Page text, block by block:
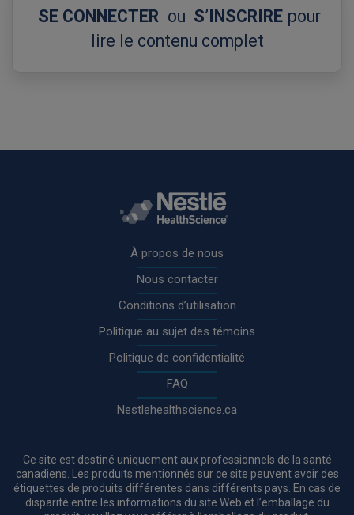
SE CONNECTER ou S’INSCRIRE pour
lire le contenu complet
À propos de nous
Nous contacter
Conditions d’utilisation
Politique au sujet des témoins
Politique de confidentialité
FAQ
Nestlehealthscience.ca
Ce site est destiné uniquement aux professionnels de la santé
canadiens. Les produits mentionnés sur ce site peuvent avoir des
étiquettes de produits différentes dans différents pays. En cas de
disparité entre les informations du site Web et l’emballage du